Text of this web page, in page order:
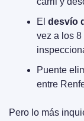
El desvío
vez a los
Puente
entre
Pero lo más